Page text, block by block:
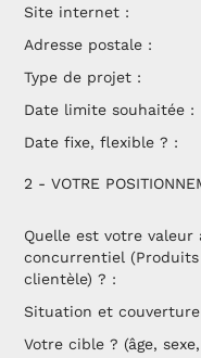
Site internet :
Adresse postale :
Type de projet :
Date limite souhaitée :
Date fixe, flexible ? :
2 - VOTRE
Quelle est votre valeur
concurrentiel
clientèle) ? :
Situation et
Votre cible ? (âge,